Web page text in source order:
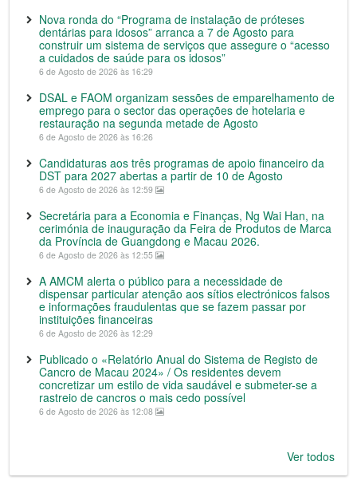
Nova ronda do “Programa de instalação de próteses
dentárias para idosos” arranca a 7 de Agosto para
construir um sistema de serviços que assegure o “acesso
a cuidados de saúde para os idosos”
6 de Agosto de 2026 às 16:29
DSAL e FAOM organizam sessões de emparelhamento de
emprego para o sector das operações de hotelaria e
restauração na segunda metade de Agosto
6 de Agosto de 2026 às 16:26
Candidaturas aos três programas de apoio financeiro da
DST para 2027 abertas a partir de 10 de Agosto
6 de Agosto de 2026 às 12:59
Secretária para a Economia e Finanças, Ng Wai Han, na
cerimónia de inauguração da Feira de Produtos de Marca
da Província de Guangdong e Macau 2026.
6 de Agosto de 2026 às 12:55
A AMCM alerta o público para a necessidade de
dispensar particular atenção aos sítios electrónicos falsos
e informações fraudulentas que se fazem passar por
instituições financeiras
6 de Agosto de 2026 às 12:29
Publicado o «Relatório Anual do Sistema de Registo de
Cancro de Macau 2024» / Os residentes devem
concretizar um estilo de vida saudável e submeter-se a
rastreio de cancros o mais cedo possível
6 de Agosto de 2026 às 12:08
Ver todos